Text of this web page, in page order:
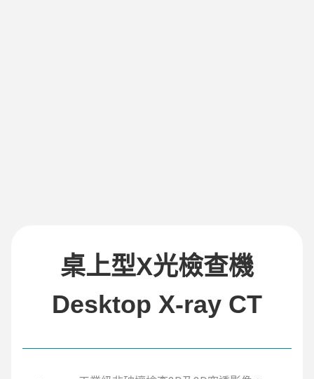
桌上型X光檢查機
Desktop X-ray CT